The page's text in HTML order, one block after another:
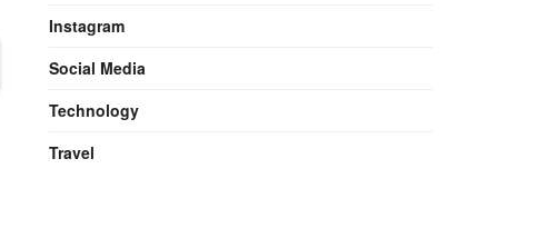
Instagram
Social Media
Technology
Travel